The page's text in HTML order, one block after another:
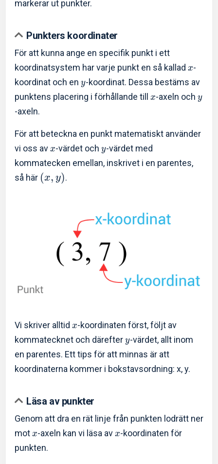
markerar ut punkter.
Punkters koordinater
För att kunna ange en specifik punkt i ett
koordinatsystem har varje punkt en så kallad x-
koordinat och en y-koordinat. Dessa bestäms av
punktens placering i förhållande till x-axeln och y
-axeln.
För att beteckna en punkt matematiskt använder
vi oss av x-värdet och y-värdet med
kommatecken emellan, inskrivet i en parentes,
så här (x, y).
Vi skriver alltid x-koordinaten först, följt av
kommatecknet och därefter y-värdet, allt inom
en parentes. Ett tips för att minnas är att
koordinaterna kommer i bokstavsordning: x, y.
Läsa av punkter
Genom att dra en rät linje från punkten lodrätt ner
mot x-axeln kan vi läsa av x-koordinaten för
punkten.